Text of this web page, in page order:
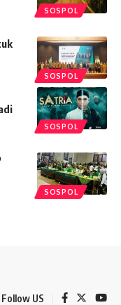
SOSPOL
SOSPOL
SOSPOL
SOSPOL
Follow US